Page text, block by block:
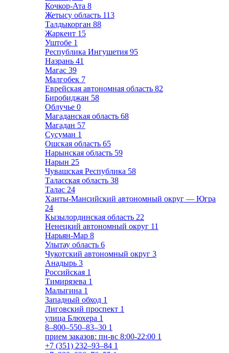
Кочкор-Ата 8
Жетысу область 113
Талдыкорган 88
Жаркент 15
Уштобе 1
Республика Ингушетия 95
Назрань 41
Магас 39
Малгобек 7
Еврейская автономная область 82
Биробиджан 58
Облучье 0
Магаданская область 68
Магадан 57
Сусуман 1
Ошская область 65
Нарынская область 59
Нарын 25
Чувашская Республика 58
Таласская область 38
Талас 24
Ханты-Мансийский автономный округ — Югра
24
Кызылординская область 22
Ненецкий автономный округ 11
Нарьян-Мар 8
Улытау область 6
Чукотский автономный округ 3
Анадырь 3
Российская 1
Тимирязева 1
Малыгина 1
Западный обход 1
Лиговский проспект 1
улица Блюхера 1
8‒800‒550‒83‒30 1
прием заказов: пн-вс 8:00-22:00 1
+7 (351) 232‒93‒84 1